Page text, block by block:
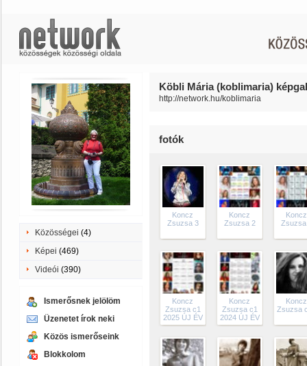
Közösségei (4)
Képei (469)
Videói (390)
Ismerősnek jelölöm
Üzenetet írok neki
Közös ismerőseink
Blokkolom
Köbli Mária (koblimaria)
http://network.hu/koblimaria
fotók
Koncz
Zsuzsa 3
Koncz
Zsuzsa 2
Koncz
Koncz
Zsuzsa c1
2025 ÚJ ÉV
Koncz
Zsuzsa c1
2024 ÚJ ÉV
Koncz
Zsuzsa